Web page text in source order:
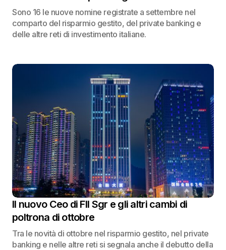
Sono 16 le nuove nomine registrate a settembre nel
comparto del risparmio gestito, del private banking e
delle altre reti di investimento italiane.
Il nuovo Ceo di FII Sgr e gli altri cambi di
poltrona di ottobre
Tra le novità di ottobre nel risparmio gestito, nel private
banking e nelle altre reti si segnala anche il debutto della